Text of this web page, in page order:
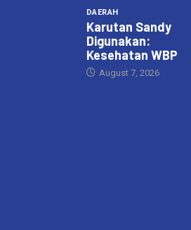
DAERAH
Karutan Sandy
Digunakan:
Kesehatan WBP
August 7, 2026